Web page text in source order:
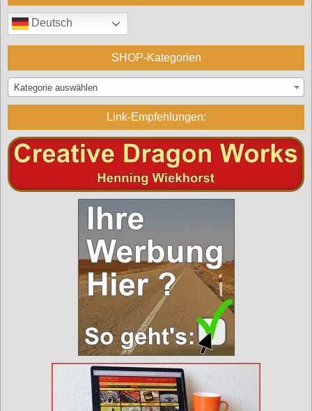
Deutsch
SHOP-Kategorien
Kategorie auswählen
Link-Empfehlungen: